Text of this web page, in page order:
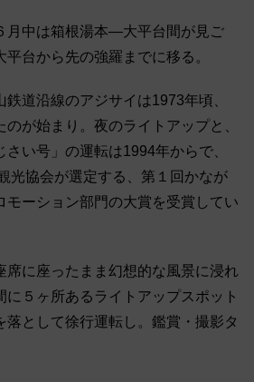
月中は箱根湯本―大平台間が見ご
台から先の強羅までに移る。
道沿線のアジサイは1973年頃、
が始まり。夜のライトアップと、
い号」の運転は1994年からで、
光協会が選定する、第１回かなが
モーション部門の大賞を受賞してい
席に座ったまま幻想的な風景に浸れ
に５ヶ所あるライトアップスポット
落として徐行運転し。鑑賞・撮影タ